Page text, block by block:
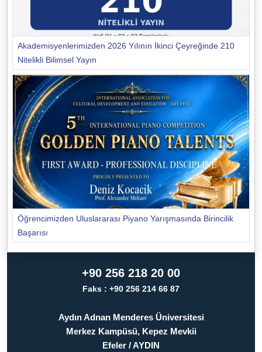
Akademisyenlerimizden 2026 Yılının İkinci Çeyreğinde 210
Nitelikli Bilimsel Yayın
Öğrencimizden Uluslararası Piyano Yarışmasında Birincilik
Başarısı
+90 256 218 20 00
Faks : +90 256 214 66 87
Aydın Adnan Menderes Üniversitesi
Merkez Kampüsü, Kepez Mevkii
Efeler / AYDIN